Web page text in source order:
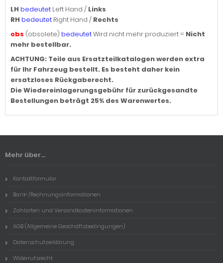
LH bedeutet Left Hand / Links
RH bedeutet Right Hand / Rechts
obs (obsolete) bedeutetWird nicht mehr produziert = Nicht
mehr bestellbar.
ACHTUNG: Teile aus Ersatzteilkatalogen werden extra
für Ihr Fahrzeug bestellt. Es besteht daher kein
ersatzloses Rückgaberecht.
Die Wiedereinlagerungsgebühr für zurückgesandte
Bestellungen beträgt 25% des Warenwertes.
Mehr über...
Kontaktformular
Bank-/Rechnungsinformationen
Zahlarten und Versandkosteninformationen
AGB (Allgemeine Geschäftsbedingungen)
Datenschutzerklärung
Widerrufsrecht